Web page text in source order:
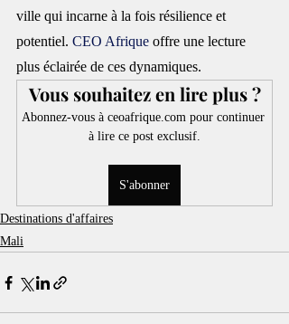
ville qui incarne à la fois résilience et
potentiel. CEO Afrique offre une lecture
plus éclairée de ces dynamiques.
Vous souhaitez en lire plus ?
Abonnez-vous à ceoafrique.com pour continuer
à lire ce post exclusif.
S'abonner
Destinations d'affaires
Mali